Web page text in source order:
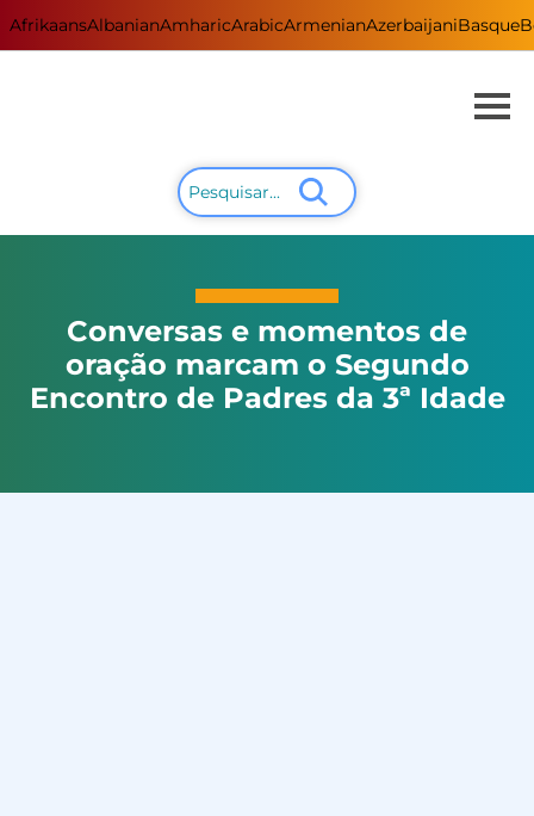
AfrikaansAlbanianAmharicArabicArmenianAzerbaijaniBasque
Conversas e momentos de
oração marcam o Segundo
Encontro de Padres da 3ª Idade